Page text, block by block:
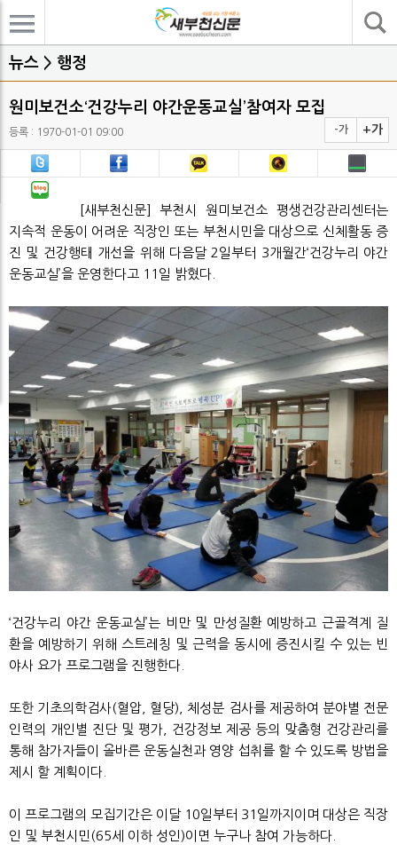
뉴스 > 행정
원미보건소‘건강누리 야간운동교실’참여자 모집
등록 : 1970-01-01 09:00 -가 +가
[새부천신문] 부천시 원미보건소 평생건강관리센터는
지속적 운동이 어려운 직장인 또는 부천시민을 대상으로 신체활동 증
진 및 건강행태 개선을 위해 다음달 2일부터 3개월간‘건강누리 야간
운동교실’을 운영한다고 11일 밝혔다.
‘건강누리 야간 운동교실’는 비만 및 만성질환 예방하고 근골격계 질
환을 예방하기 위해 스트레칭 및 근력을 동시에 증진시킬 수 있는 빈
야사 요가 프로그램을 진행한다.
또한 기초의학검사(혈압, 혈당), 체성분 검사를 제공하여 분야별 전문
인력의 개인별 진단 및 평가, 건강정보 제공 등의 맞춤형 건강관리를
통해 참가자들이 올바른 운동실천과 영양 섭취를 할 수 있도록 방법을
제시 할 계획이다.
이 프로그램의 모집기간은 이달 10일부터 31일까지이며 대상은 직장
인 및 부천시민(65세 이하 성인)이면 누구나 참여 가능하다.